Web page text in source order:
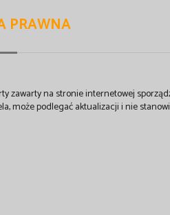
PRAWNA
zawarty na stronie internetowej
może podlegać aktualizacji i nie